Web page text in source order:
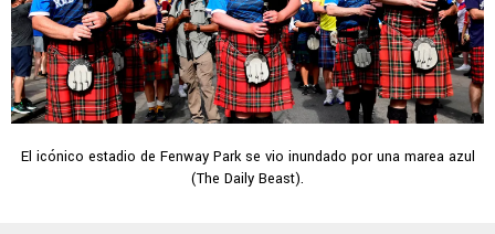
El icónico estadio de Fenway Park se vio inundado por una marea azul
(The Daily Beast).